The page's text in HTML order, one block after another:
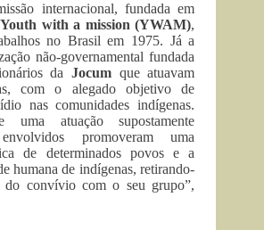
internacional, fundada em
Youth with a mission (YWAM),
no Brasil em 1975. Já a
não-governamental fundada
daJocum que atuavam
com o alegado objetivo de
nas comunidades indígenas.
uma atuação supostamente
promoveram uma
de determinados povos e a
humana de indígenas, retirando-
do convívio com o seu grupo”,